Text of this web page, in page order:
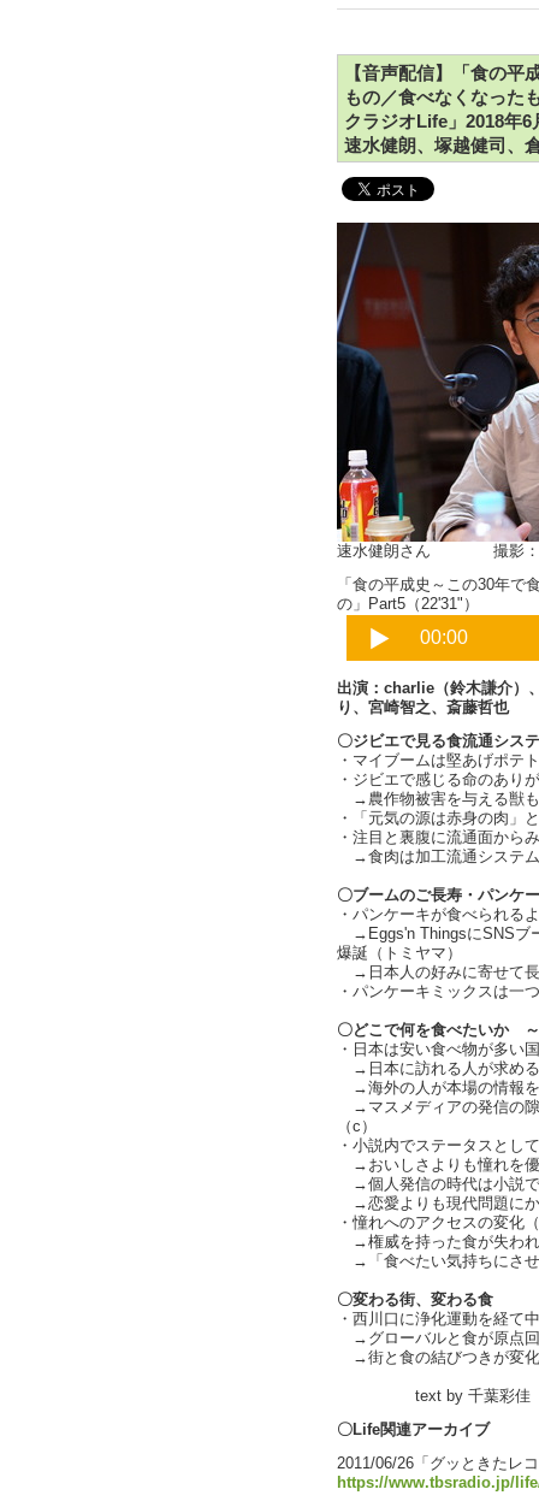
【音声配信】「食の平
もの／食べなくなった
クラジオLife」2018年
速水健朗、塚越健司、
速水健朗さん 撮影：
「食の平成史～この30年で
の」Part5（22'31"）
出演：charlie（鈴木謙介）
り、宮崎智之、斎藤哲也
〇ジビエで見る食流通シス
・マイブームは堅あげポテ
・ジビエで感じる命のあり
→農作物被害を与える獣
・「元気の源は赤身の肉」
・注目と裏腹に流通面から
→食肉は加工流通システ
〇ブームのご長寿・パンケ
・パンケーキが食べられる
→Eggs'n ThingsにSNSブ
爆誕（トミヤマ）
→日本人の好みに寄せて長
・パンケーキミックスは一
〇どこで何を食べたいか
・日本は安い食べ物が多い
→日本に訪れる人が求め
→海外の人が本場の情報
→マスメディアの発信の隙
（c）
・小説内でステータスとし
→おいしさよりも憧れを
→個人発信の時代は小説
→恋愛よりも現代問題に
・憧れへのアクセスの変化
→権威を持った食が失わ
→「食べたい気持ちにさ
〇変わる街、変わる食
・西川口に浄化運動を経て
→グローバルと食が原点
→街と食の結びつきが変
text by 千葉彩佳
〇Life関連アーカイブ
2011/06/26「グッときたレ
https://www.tbsradio.jp/